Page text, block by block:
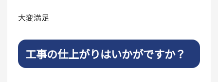
大変満足
工事の仕上がりはいかがですか？